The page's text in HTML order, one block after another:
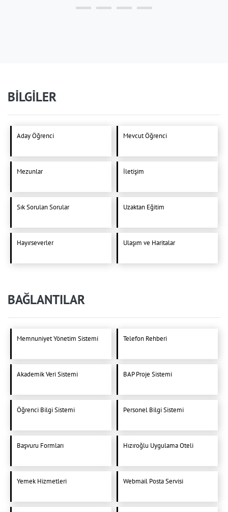
BİLGİLER
Aday Öğrenci Mevcut Öğrenci
Mezunlar İletişim
Sık Sorulan Sorular Uzaktan Eğitim
Hayırseverler Ulaşım ve Haritalar
BAĞLANTILAR
Memnuniyet Yönetim Sistemi Telefon Rehberi
Akademik Veri Sistemi BAP Proje Sistemi
Öğrenci Bilgi Sistemi Personel Bilgi Sistemi
Başvuru Formları Hızıroğlu Uygulama Oteli
Yemek Hizmetleri Webmail Posta Servisi